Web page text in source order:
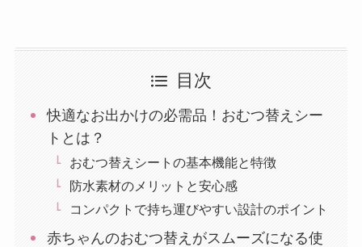
目次
快適なお出かけの必需品！おむつ替えシー
トとは？
おむつ替えシートの基本機能と特徴
防水素材のメリットと安心感
コンパクトで持ち運びやすい設計のポイント
赤ちゃんのおむつ替えがスムーズになる使